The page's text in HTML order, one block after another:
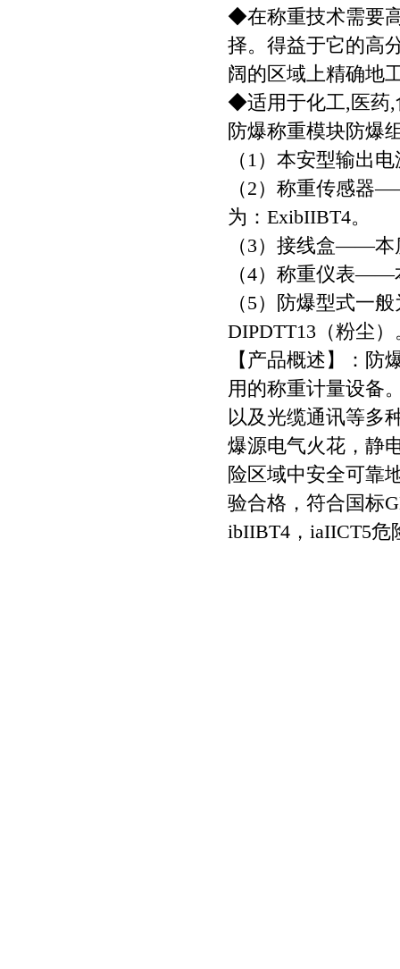
◆在称重技术需要
择。得益于它的高
阔的区域上精确地
◆适用于化工,医药,
防爆称重模块防爆
（1）本安型输出
（2）称重传感器
为：ExibIIBT4。
（3）接线盒——本
（4）称重仪表——
（5）防爆型式一
DIPDTT13（粉尘）
【产品概述】：
用的称重计量设备
以及光缆通讯等多
爆源电气火花，静
险区域中安全可靠
验合格，符合国标
ibIIBT4，iaIICT5危